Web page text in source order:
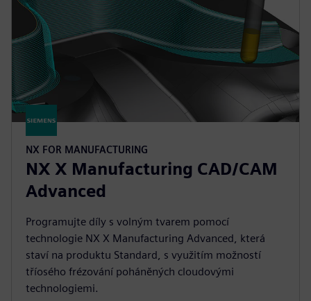
NX FOR MANUFACTURING
NX X Manufacturing CAD/CAM
Advanced
Programujte díly s volným tvarem pomocí
technologie NX X Manufacturing Advanced, která
staví na produktu Standard, s využitím možností
tříosého frézování poháněných cloudovými
technologiemi.